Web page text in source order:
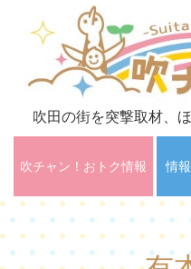
吹田の街を突撃取材、
吹チャン！おトク情報 情